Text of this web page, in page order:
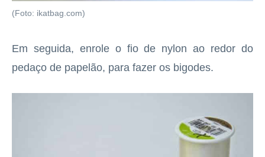
(Foto: ikatbag.com)
Em seguida, enrole o fio de nylon ao redor do
pedaço de papelão, para fazer os bigodes.